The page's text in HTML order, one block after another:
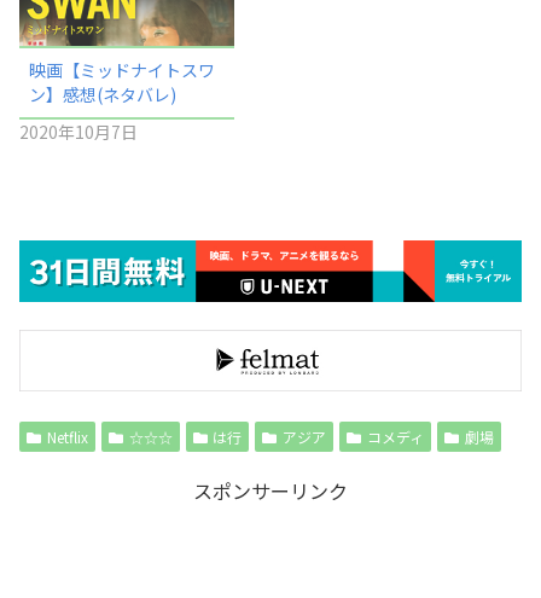
映画【ミッドナイトスワ
ン】感想(ネタバレ)
2020年10月7日
Netflix ☆☆☆ は行 アジア コメディ 劇場
スポンサーリンク